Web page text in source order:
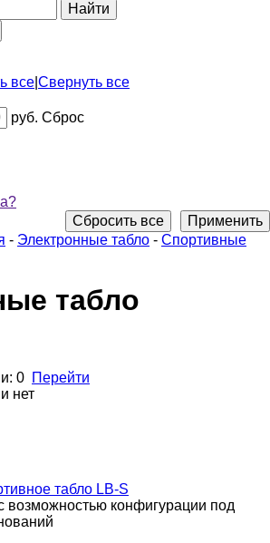
Найти
все Свернуть все
руб. Сброс
Применить
Сбросить все
- Электронные табло - Спортивные
табло
0 Перейти
нет
табло LB-S
возможностью конфигурации под